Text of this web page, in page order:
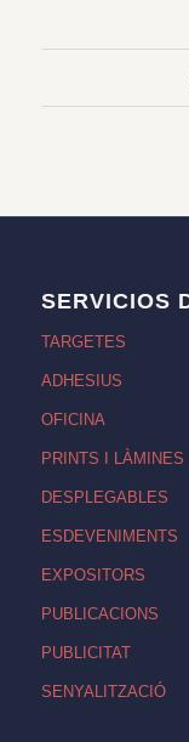
SERVICIOS
TARGETES
ADHESIUS
OFICINA
PRINTS I LÀMINES
DESPLEGABLES
ESDEVENIMENTS
EXPOSITORS
PUBLICACIONS
PUBLICITAT
SENYALITZACIÓ